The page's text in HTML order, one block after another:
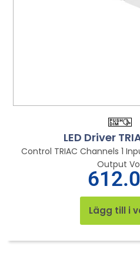
LED Driver
Control TRIAC Channels 1
Output
Lägg till i